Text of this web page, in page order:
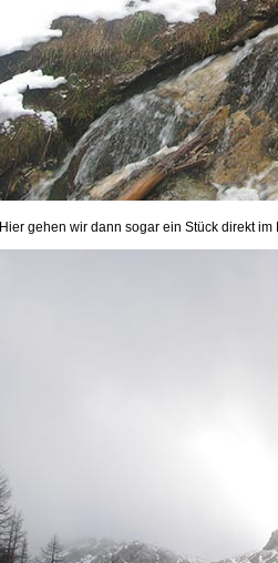
Hier gehen wir dann sogar ein Stück direkt